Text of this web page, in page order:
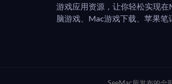
游戏应用资源，让你轻松实现
脑游戏、Mac游戏下载、苹果笔